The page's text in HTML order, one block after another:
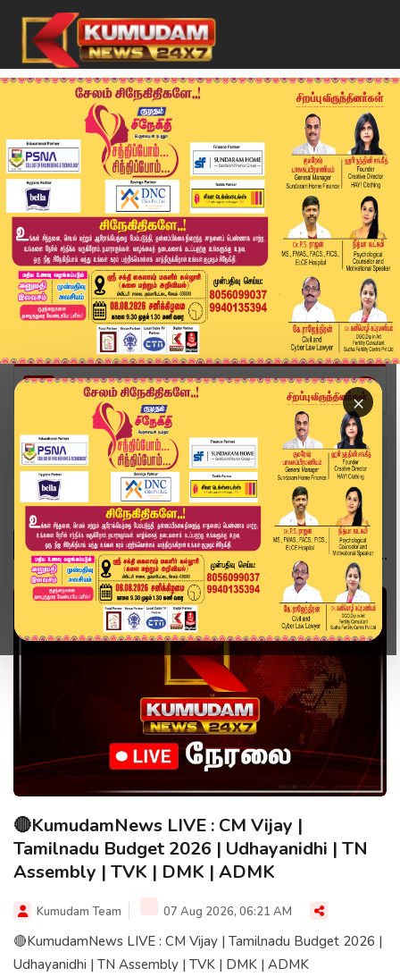
×
Home Topics
🔴KumudamNews LIVE : CM Vijay |
Tamilnadu Budget 2026 | Udhayanidhi | TN
Assembly | TVK | DMK | ADMK
Kumudam Team 07 Aug 2026, 06:21 AM
🔴KumudamNews LIVE : CM Vijay | Tamilnadu Budget 2026 |
Udhayanidhi | TN Assembly | TVK | DMK | ADMK